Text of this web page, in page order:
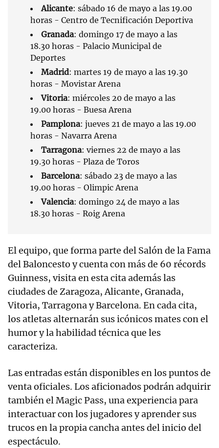
Alicante: sábado 16 de mayo a las 19.00
horas - Centro de Tecnificación Deportiva
Granada: domingo 17 de mayo a las
18.30 horas - Palacio Municipal de
Deportes
Madrid: martes 19 de mayo a las 19.30
horas - Movistar Arena
Vitoria: miércoles 20 de mayo a las
19.00 horas - Buesa Arena
Pamplona: jueves 21 de mayo a las 19.00
horas - Navarra Arena
Tarragona: viernes 22 de mayo a las
19.30 horas - Plaza de Toros
Barcelona: sábado 23 de mayo a las
19.00 horas - Olimpic Arena
Valencia: domingo 24 de mayo a las
18.30 horas - Roig Arena
El equipo, que forma parte del Salón de la Fama
del Baloncesto y cuenta con más de 60 récords
Guinness, visita en esta cita además las
ciudades de Zaragoza, Alicante, Granada,
Vitoria, Tarragona y Barcelona. En cada cita,
los atletas alternarán sus icónicos mates con el
humor y la habilidad técnica que les
caracteriza.
Las entradas están disponibles en los puntos de
venta oficiales. Los aficionados podrán adquirir
también el Magic Pass, una experiencia para
interactuar con los jugadores y aprender sus
trucos en la propia cancha antes del inicio del
espectáculo.